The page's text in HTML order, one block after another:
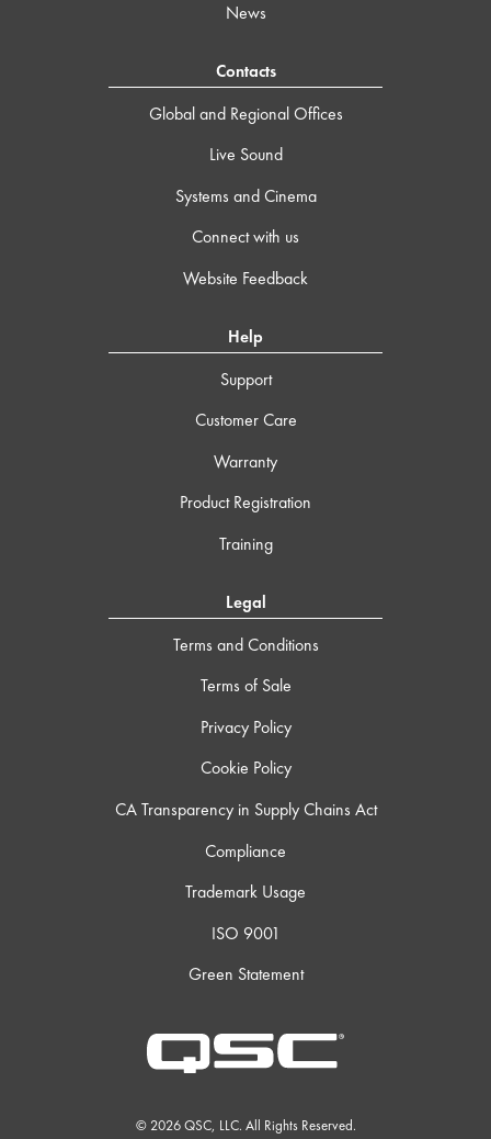
News
Contacts
Global and Regional Offices
Live Sound
Systems and Cinema
Connect with us
Website Feedback
Help
Support
Customer Care
Warranty
Product Registration
Training
Legal
Terms and Conditions
Terms of Sale
Privacy Policy
Cookie Policy
CA Transparency in Supply Chains Act
Compliance
Trademark Usage
ISO 9001
Green Statement
© 2026 QSC, LLC. All Rights Reserved.